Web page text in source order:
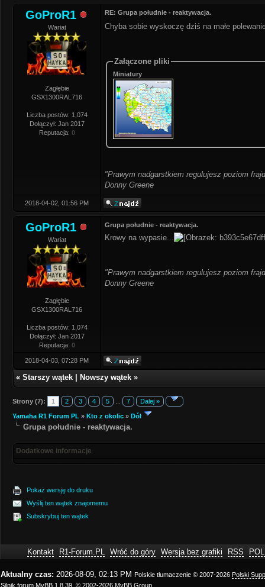
GoProR1
Wariat
Zagłębie
GSX1300RAL716
Liczba postów: 1,074
Dołączył: Jan 2017
Reputacja: 0
RE: Grupa południe - reaktywacja.
Chyba sobie wyskoczę dziś na małe
Załączone pliki
Miniatury
"Prawym nadgarstkiem regulujesz poziom
Donny Greene
2018-04-02, 01:56 PM
GoProR1
Wariat
Zagłębie
GSX1300RAL716
Liczba postów: 1,074
Dołączył: Jan 2017
Reputacja: 0
Grupa południe - reaktywacja.
Krowy na wypasie...
"Prawym nadgarstkiem regulujesz poziom
Donny Greene
2018-04-03, 07:28 PM
« Starszy wątek Nowszy wątek »
Strony (7): 1 2 3 4 5 7 Dalej »
Yamaha R1 Forum PL » Kto z okolic » Dół
Grupa południe - reaktywacja.
Dodatkowe informacje
Pokaż wersję do druku
Wyślij ten wątek znajomemu
Subskrybuj ten wątek
Kontakt R1-Forum.PL Wróć do góry Wersja bez grafiki RSS
Aktualny czas: 2026-08-09, 02:13 PM Polskie tłumaczenie © 2007-2026 Polski
Silnik forum MyBB 1.8.39 , © 2002-2026 MyBB Group